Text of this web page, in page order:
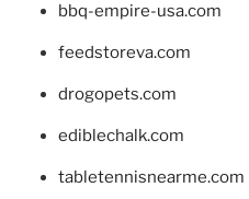
bbq-empire-usa.com
feedstoreva.com
drogopets.com
ediblechalk.com
tabletennisnearme.com